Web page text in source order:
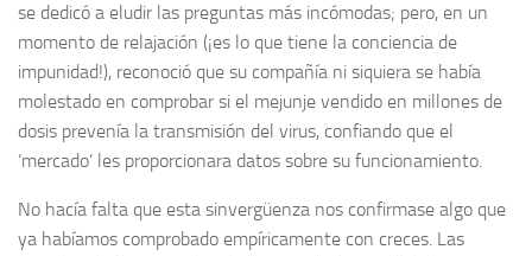
se dedicó a eludir las preguntas más incómodas; pero, en un
momento de relajación (¡es lo que tiene la conciencia de
impunidad!), reconoció que su compañía ni siquiera se había
molestado en comprobar si el mejunje vendido en millones de
dosis prevenía la transmisión del virus, confiando que el
‘mercado’ les proporcionara datos sobre su funcionamiento.
No hacía falta que esta sinvergüenza nos confirmase algo que
ya habíamos comprobado empíricamente con creces. Las